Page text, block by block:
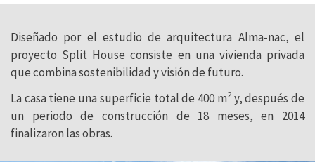
Diseñado por el estudio de arquitectura Alma-nac, el
proyecto Split House consiste en una vivienda privada
que combina sostenibilidad y visión de futuro.
La casa tiene una superficie total de 400 m2y, después de
un periodo de construcción de 18 meses, en 2014
finalizaron las obras.